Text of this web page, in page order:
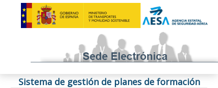
Sistema de gestión de planes de formación